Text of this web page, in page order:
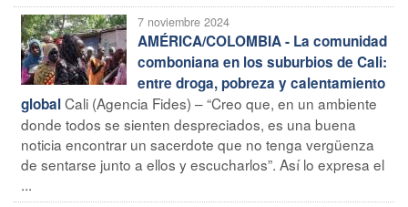
7 noviembre 2024
AMÉRICA/COLOMBIA - La comunidad
comboniana en los suburbios de Cali:
entre droga, pobreza y calentamiento
globalCali (Agencia Fides) – “Creo que, en un ambiente
donde todos se sienten despreciados, es una buena
noticia encontrar un sacerdote que no tenga vergüenza
de sentarse junto a ellos y escucharlos”. Así lo expresa el
...